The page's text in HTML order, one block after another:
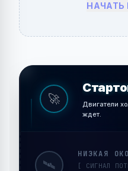
🚀
Двигатели
ждет.
🛰️
[ СИГНАЛ
НАЧАТЬ